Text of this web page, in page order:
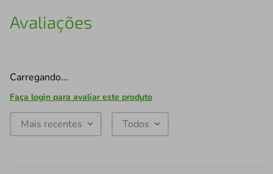
Avaliações
Carregando…
Faça login para avaliar este produto
Mais recentes Todos